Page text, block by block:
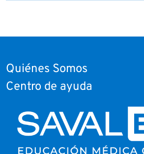
Quiénes Somos
Centro de ayuda